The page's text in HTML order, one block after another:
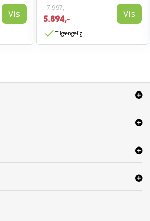
Vis
7.997,-
5.894,- Vis
Tilgængelig